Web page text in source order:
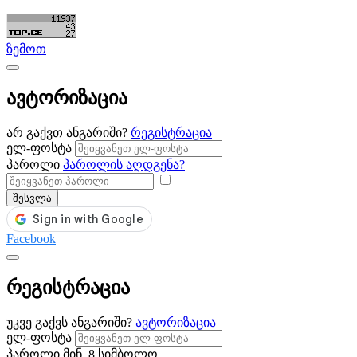
ზემოთ
ავტორიზაცია
არ გაქვთ ანგარიში? რეგისტრაცია
ელ-ფოსტა
პაროლი პაროლის აღდგენა?
შესვლა
Facebook
რეგისტრაცია
უკვე გაქვს ანგარიში? ავტორიზაცია
ელ-ფოსტა
პაროლი მინ. 8 სიმბოლო